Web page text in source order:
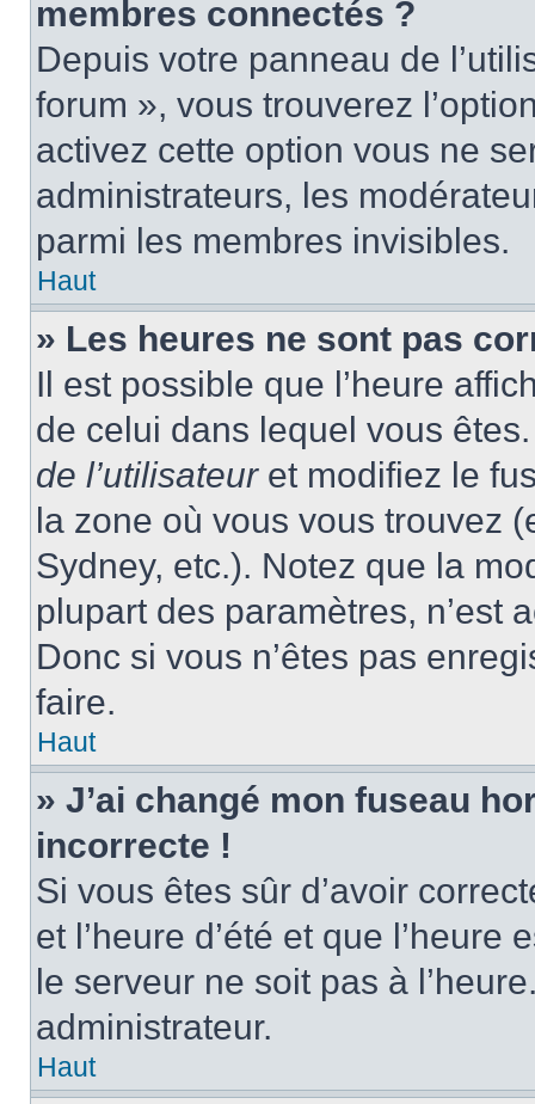
membres connectés ?
Depuis votre panneau de
forum », vous trouverez
activez cette option vous ne
administrateurs, les
parmi les membres invisibles.
Haut
» Les heures ne sont pas
Il est possible que l’heure
de celui dans lequel vous
de l’utilisateuret modifiez le
la zone où vous vous trouvez
Sydney, etc.). Notez que la
plupart des paramètres, n’est
Donc si vous n’êtes pas
faire.
Haut
» J’ai changé mon fuseau
incorrecte !
Si vous êtes sûr d’avoir
et l’heure d’été et que
le serveur ne soit pas à
administrateur.
Haut